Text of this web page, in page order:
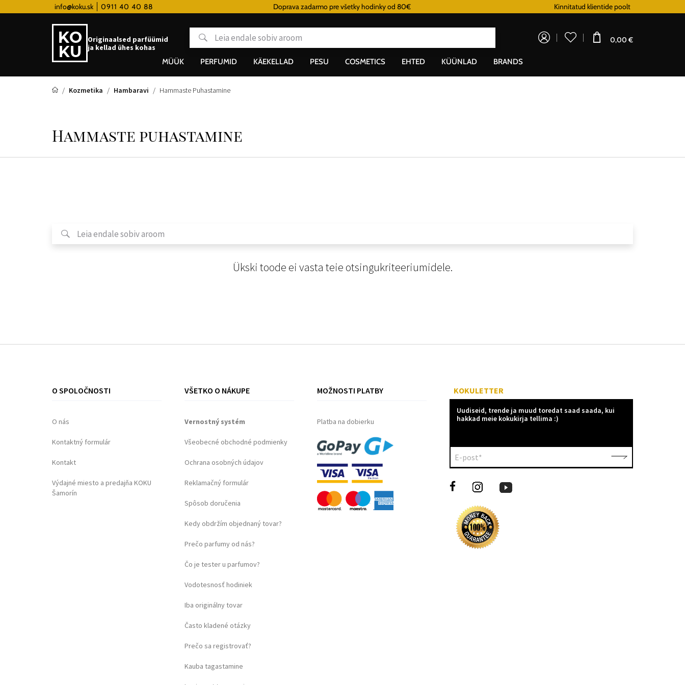
info@koku.sk 0911 40 40 88Lojaalsusprogramm Doprava zadarmo pre všetky hodinky od 80€ Kinnitatud klientide poolt
Originaalsed parfüümid
ja kellad ühes kohas
0,00 €
MÜÜK PERFUMID KÄEKELLAD PESU COSMETICS EHTED KÜÜNLAD BRANDS
Kozmetika Hambaravi Hammaste Puhastamine
Hammaste puhastamine
Ükski toode ei vasta teie otsingukriteeriumidele.
O SPOLOČNOSTI
O nás
Kontaktný formulár
Kontakt
Výdajné miesto a predajňa KOKU
Šamorín
VŠETKO O NÁKUPE
Vernostný systém
Všeobecné obchodné podmienky
Ochrana osobných údajov
Reklamačný formulár
Spôsob doručenia
Kedy obdržím objednaný tovar?
Prečo parfumy od nás?
Čo je tester u parfumov?
Vodotesnosť hodiniek
Iba originálny tovar
Často kladené otázky
Prečo sa registrovať?
Kauba tagastamine
MOŽNOSTI PLATBY
Platba na dobierku
KOKULETTER
Uudiseid, trende ja muud toredat saad saada, kui
hakkad meie kokukirja tellima :)
E-post*